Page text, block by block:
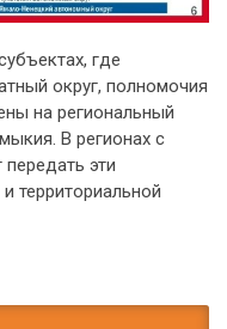
где
округ, полномочия
на региональный
В регионах с
эти
территориальной